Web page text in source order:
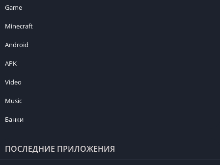
Game
Minecraft
Android
APK
Video
Music
Банки
ПОСЛЕДНИЕ ПРИЛОЖЕНИЯ